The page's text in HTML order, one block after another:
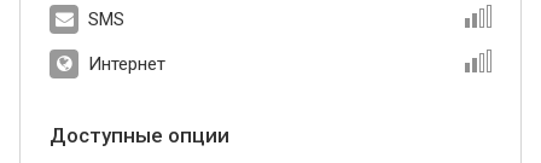
SMS
Интернет
Доступные опции